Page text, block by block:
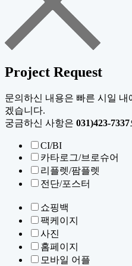
Project Request
문의하신 내용은 빠른 시일
겠습니다.
궁금하신 사항은 031)423-7337
CI/BI
카타로그/브로슈어
리플렛/팜플렛
전단/포스터
쇼핑백
팩케이지
사진
홈페이지
모바일 어플